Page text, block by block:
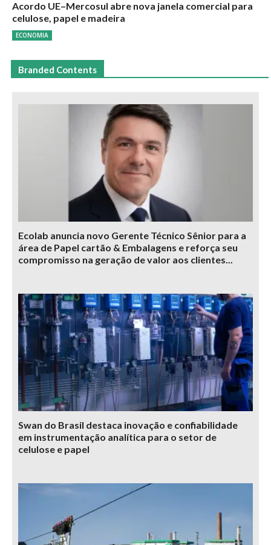
Acordo UE–Mercosul abre nova janela comercial para
celulose, papel e madeira
ECONOMIA
Branded Contents
Ecolab anuncia novo Gerente Técnico Sênior para a
área de Papel cartão & Embalagens e reforça seu
compromisso na geração de valor aos clientes...
Swan do Brasil destaca inovação e confiabilidade
em instrumentação analítica para o setor de
celulose e papel